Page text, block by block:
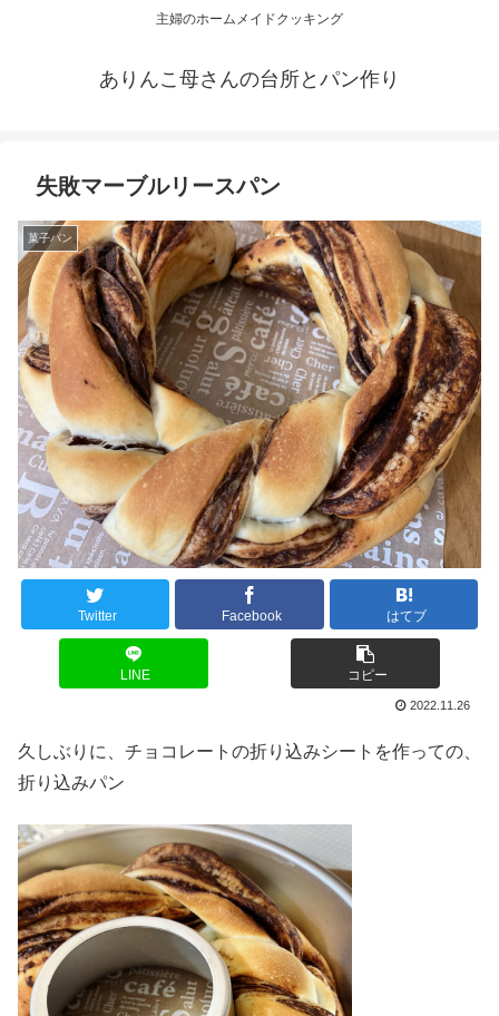
主婦のホームメイドクッキング
ありんこ母さんの台所とパン作り
失敗マーブルリースパン
菓子パン
Twitter Facebook はてブ
LINE コピー
2022.11.26
久しぶりに、チョコレートの折り込みシートを作っての、
折り込みパン